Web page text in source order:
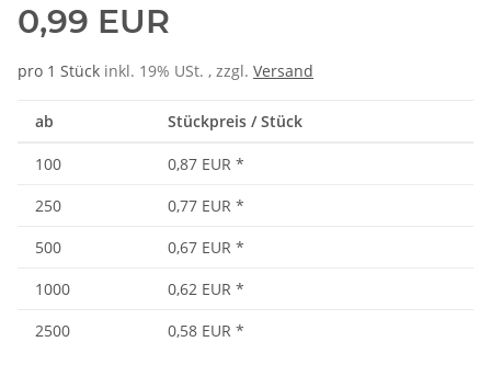
0,99 EUR
pro 1 Stück inkl. 19% USt. , zzgl. Versand
ab Stückpreis / Stück
100 0,87 EUR *
250
0,77 EUR *
500
0,67 EUR *
1000
0,62 EUR *
2500
0,58 EUR *